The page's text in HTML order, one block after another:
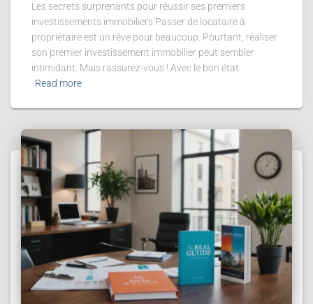
Les secrets surprenants pour réussir ses premiers
investissements immobiliers Passer de locataire à
propriétaire est un rêve pour beaucoup. Pourtant, réaliser
son premier investissement immobilier peut sembler
intimidant. Mais rassurez-vous ! Avec le bon état
Read more